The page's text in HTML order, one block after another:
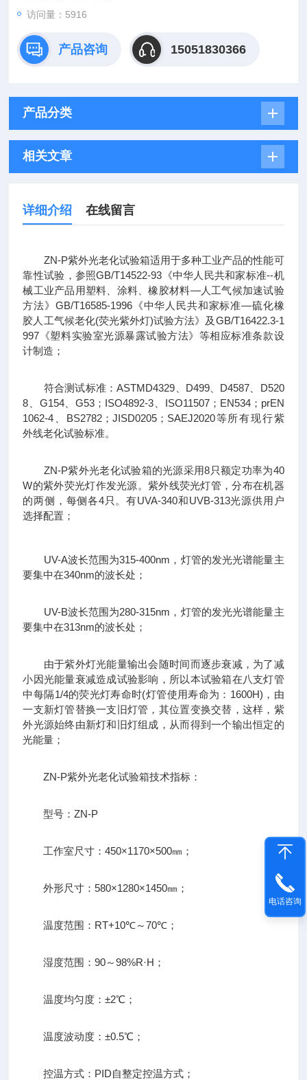
访问量：5916
产品咨询 15051830366
产品分类
相关文章
详细介绍 在线留言
ZN-P紫外光老化试验箱适用于多种工业产品的性能可
靠性试验，参照GB/T14522-93《中华人民共和家标准--机
械工业产品用塑料、涂料、橡胶材料—人工气候加速试验
方法》GB/T16585-1996《中华人民共和家标准—硫化橡
胶人工气候老化(荧光紫外灯)试验方法》及GB/T16422.3-1
997《塑料实验室光源暴露试验方法》等相应标准条款设
计制造；
符合测试标准：ASTMD4329、D499、D4587、D520
8、G154、G53；ISO4892-3、ISO11507；EN534；prEN
1062-4、BS2782；JISD0205；SAEJ2020等所有现行紫
外线老化试验标准。
ZN-P紫外光老化试验箱的光源采用8只额定功率为40
W的紫外荧光灯作发光源。紫外线荧光灯管，分布在机器
的两侧，每侧各4只。有UVA-340和UVB-313光源供用户
选择配置；
UV-A波长范围为315-400nm，灯管的发光光谱能量主
要集中在340nm的波长处；
UV-B波长范围为280-315nm，灯管的发光光谱能量主
要集中在313nm的波长处；
由于紫外灯光能量输出会随时间而逐步衰减，为了减
小因光能量衰减造成试验影响，所以本试验箱在八支灯管
中每隔1/4的荧光灯寿命时(灯管使用寿命为：1600H)，由
一支新灯管替换一支旧灯管，其位置变换交替，这样，紫
外光源始终由新灯和旧灯组成，从而得到一个输出恒定的
光能量；
ZN-P紫外光老化试验箱技术指标：
型号：ZN-P
工作室尺寸：450×1170×500㎜；
外形尺寸：580×1280×1450㎜；
温度范围：RT+10℃～70℃；
湿度范围：90～98%R·H；
温度均匀度：±2℃；
温度波动度：±0.5℃；
控温方式：PID自整定控温方式；
电话咨询